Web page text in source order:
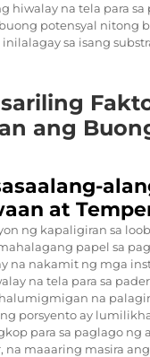
hiwalay na tela para sa
potensyal nitong
sa isang
ang
at
ng kapaligiran sa
papel sa
na nakamit ng mga
na tela para sa
na
porsyento ay
para sa paglago ng
na maaaring masira